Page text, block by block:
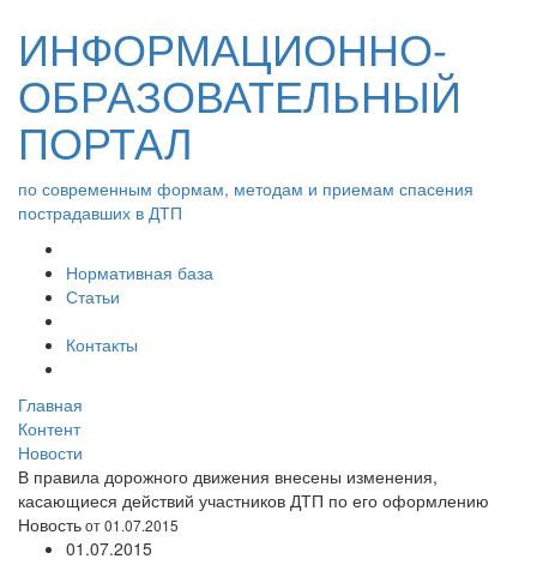
ИНФОРМАЦИОННО-
ОБРАЗОВАТЕЛЬНЫЙ
ПОРТАЛ
по современным формам, методам и приемам спасения
пострадавших в ДТП
Нормативная база
Статьи
Контакты
Главная
Контент
Новости
В правила дорожного движения внесены изменения,
касающиеся действий участников ДТП по его оформлению
Новостьот 01.07.2015
01.07.2015